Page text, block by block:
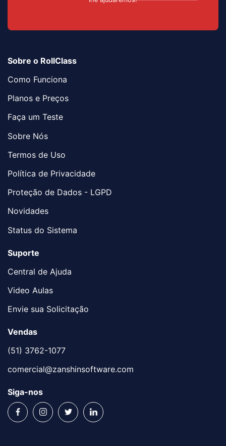
Sobre o RollClass
Como Funciona
Planos e Preços
Faça um Teste
Sobre Nós
Termos de Uso
Política de Privacidade
Proteção de Dados - LGPD
Novidades
Status do Sistema
Suporte
Central de Ajuda
Video Aulas
Envie sua Solicitação
Vendas
(51) 3762-1077
comercial@zanshinsoftware.com
Siga-nos